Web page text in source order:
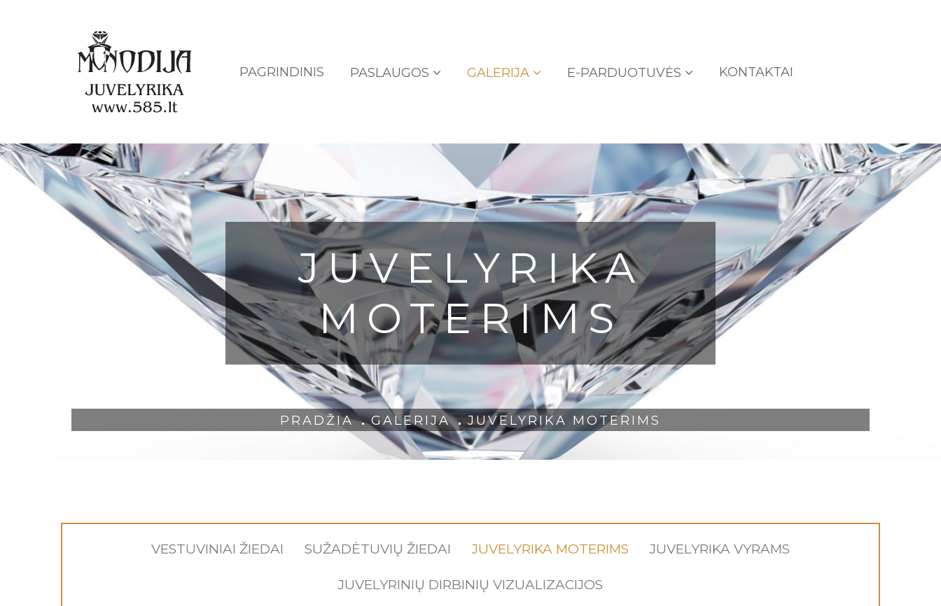
PAGRINDINIS PASLAUGOS GALERIJA E-PARDUOTUVĖS KONTAKTAI
JUVELYRIKA
MOTERIMS
PRADŽIA GALERIJA JUVELYRIKA MOTERIMS
VESTUVINIAI ŽIEDAI SUŽADĖTUVIŲ ŽIEDAI JUVELYRIKA MOTERIMS JUVELYRIKA VYRAMS
JUVELYRINIŲ DIRBINIŲ VIZUALIZACIJOS